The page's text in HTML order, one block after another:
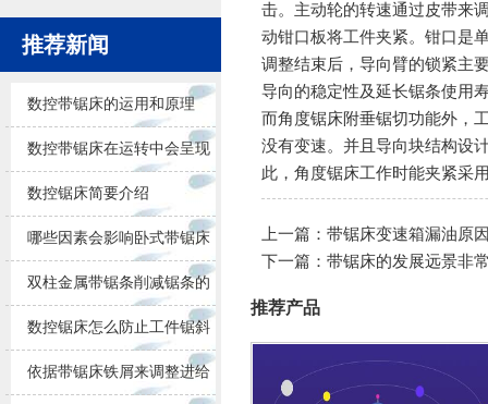
推荐新闻
数控带锯床的运用和原理
数控带锯床在运转中会呈现
的问题
数控锯床简要介绍
哪些因素会影响卧式带锯床
锯削的效果
双柱金属带锯条削减锯条的
损耗
数控锯床怎么防止工件锯斜
依据带锯床铁屑来调整进给
击。主动轮的转速通过皮带来
动钳口板将工件夹紧。钳口是
调整结束后，导向臂的锁紧主
导向的稳定性及延长锯条使用
而角度锯床附垂锯切功能外，
没有变速。并且导向块结构设
此，角度锯床工作时能夹紧采
上一篇： 带锯床变速箱漏油原
下一篇： 带锯床的发展远景非
推荐产品